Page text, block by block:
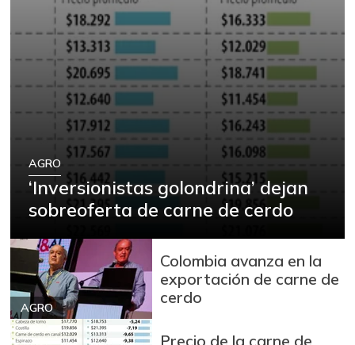
AGRO
‘Inversionistas golondrina’ dejan
sobreoferta de carne de cerdo
AGRO
Colombia avanza en la
exportación de carne de
cerdo
Precio de la carne de